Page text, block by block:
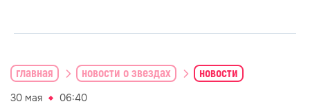
главная новости о звездах новости
30 мая 06:40